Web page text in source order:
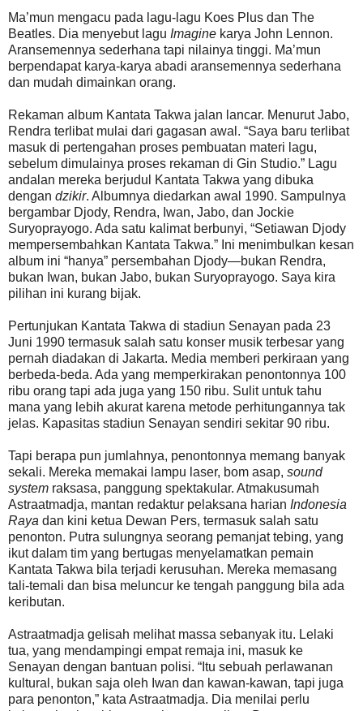
Ma’mun mengacu pada lagu-lagu Koes Plus dan The
Beatles. Dia menyebut lagu Imagine karya John Lennon.
Aransemennya sederhana tapi nilainya tinggi. Ma’mun
berpendapat karya-karya abadi aransemennya sederhana
dan mudah dimainkan orang.
Rekaman album Kantata Takwa jalan lancar. Menurut Jabo,
Rendra terlibat mulai dari gagasan awal. “Saya baru terlibat
masuk di pertengahan proses pembuatan materi lagu,
sebelum dimulainya proses rekaman di Gin Studio.” Lagu
andalan mereka berjudul Kantata Takwa yang dibuka
dengan dzikir. Albumnya diedarkan awal 1990. Sampulnya
bergambar Djody, Rendra, Iwan, Jabo, dan Jockie
Suryoprayogo. Ada satu kalimat berbunyi, “Setiawan Djody
mempersembahkan Kantata Takwa.” Ini menimbulkan kesan
album ini “hanya” persembahan Djody—bukan Rendra,
bukan Iwan, bukan Jabo, bukan Suryoprayogo. Saya kira
pilihan ini kurang bijak.
Pertunjukan Kantata Takwa di stadiun Senayan pada 23
Juni 1990 termasuk salah satu konser musik terbesar yang
pernah diadakan di Jakarta. Media memberi perkiraan yang
berbeda-beda. Ada yang memperkirakan penontonnya 100
ribu orang tapi ada juga yang 150 ribu. Sulit untuk tahu
mana yang lebih akurat karena metode perhitungannya tak
jelas. Kapasitas stadiun Senayan sendiri sekitar 90 ribu.
Tapi berapa pun jumlahnya, penontonnya memang banyak
sekali. Mereka memakai lampu laser, bom asap, sound
system raksasa, panggung spektakular. Atmakusumah
Astraatmadja, mantan redaktur pelaksana harian Indonesia
Raya dan kini ketua Dewan Pers, termasuk salah satu
penonton. Putra sulungnya seorang pemanjat tebing, yang
ikut dalam tim yang bertugas menyelamatkan pemain
Kantata Takwa bila terjadi kerusuhan. Mereka memasang
tali-temali dan bisa meluncur ke tengah panggung bila ada
keributan.
Astraatmadja gelisah melihat massa sebanyak itu. Lelaki
tua, yang mendampingi empat remaja ini, masuk ke
Senayan dengan bantuan polisi. “Itu sebuah perlawanan
kultural, bukan saja oleh Iwan dan kawan-kawan, tapi juga
para penonton,” kata Astraatmadja. Dia menilai perlu